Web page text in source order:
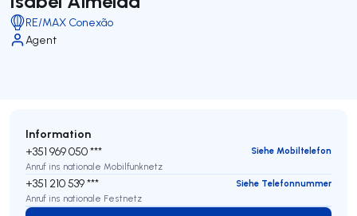
RE/MAX Conexão
Agent
Information
+351 969 050 ***
Siehe Mobiltelefon
Anruf ins nationale Mobilfunknetz
+351 210 539 ***
Siehe Telefonnummer
Anruf ins nationale Festnetz